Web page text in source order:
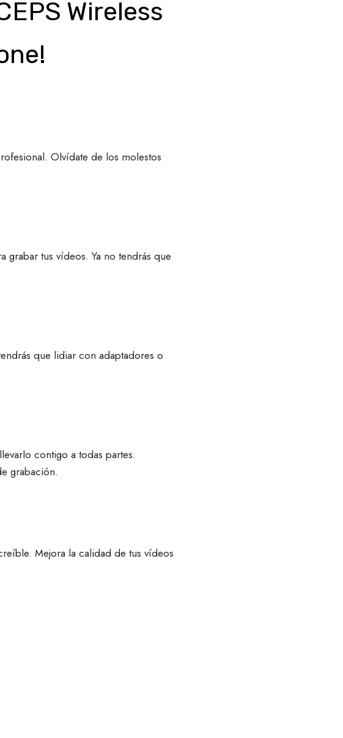
Wireless
Olvídate de los molestos
tus vídeos. Ya no tendrás que
que lidiar con adaptadores o
contigo a todas partes.
grabación.
Mejora la calidad de tus vídeos